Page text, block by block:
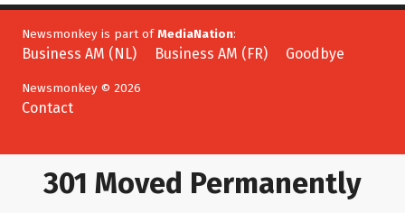
Newsmonkey is part ofMediaNation:
Business AM (NL) Business AM (FR) Goodbye
Newsmonkey © 2026
Contact
301 Moved Permanently